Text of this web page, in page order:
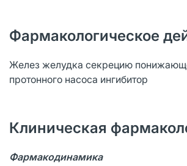
Фармакологическое
Желез желудка секрецию
протонного насоса ингибитор
Клиническая
Фармакодинамика